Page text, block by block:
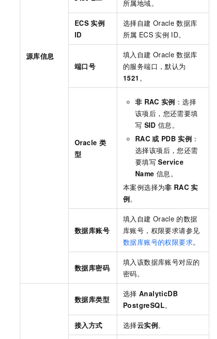
源库信息
所属地域。
ECS 实例
ID
选择自建 Oracle 数据库
所属 ECS 实例 ID。
端口号
填入自建 Oracle 数据库
的服务端口，默认为
1521 。
Oracle 类
型
非 RAC 实例 ：选择
该项后，您还需要填
写 SID 信息。
RAC 或 PDB 实例 ：
选择该项后，您还需
要填写 Service
Name 信息。
本案例选择为非 RAC 实
例。
数据库账号
填入自建 Oracle 的数据
库账号，权限要求请参见
数据库账号的权限要求。
数据库密码
填入该数据库账号对应的
密码。
数据库类型
选择 AnalyticDB
PostgreSQL。
接入方式 选择云实例。